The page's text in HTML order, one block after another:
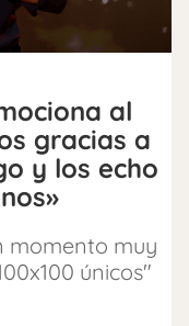
al
gracias a
y los echo
momento muy
únicos"